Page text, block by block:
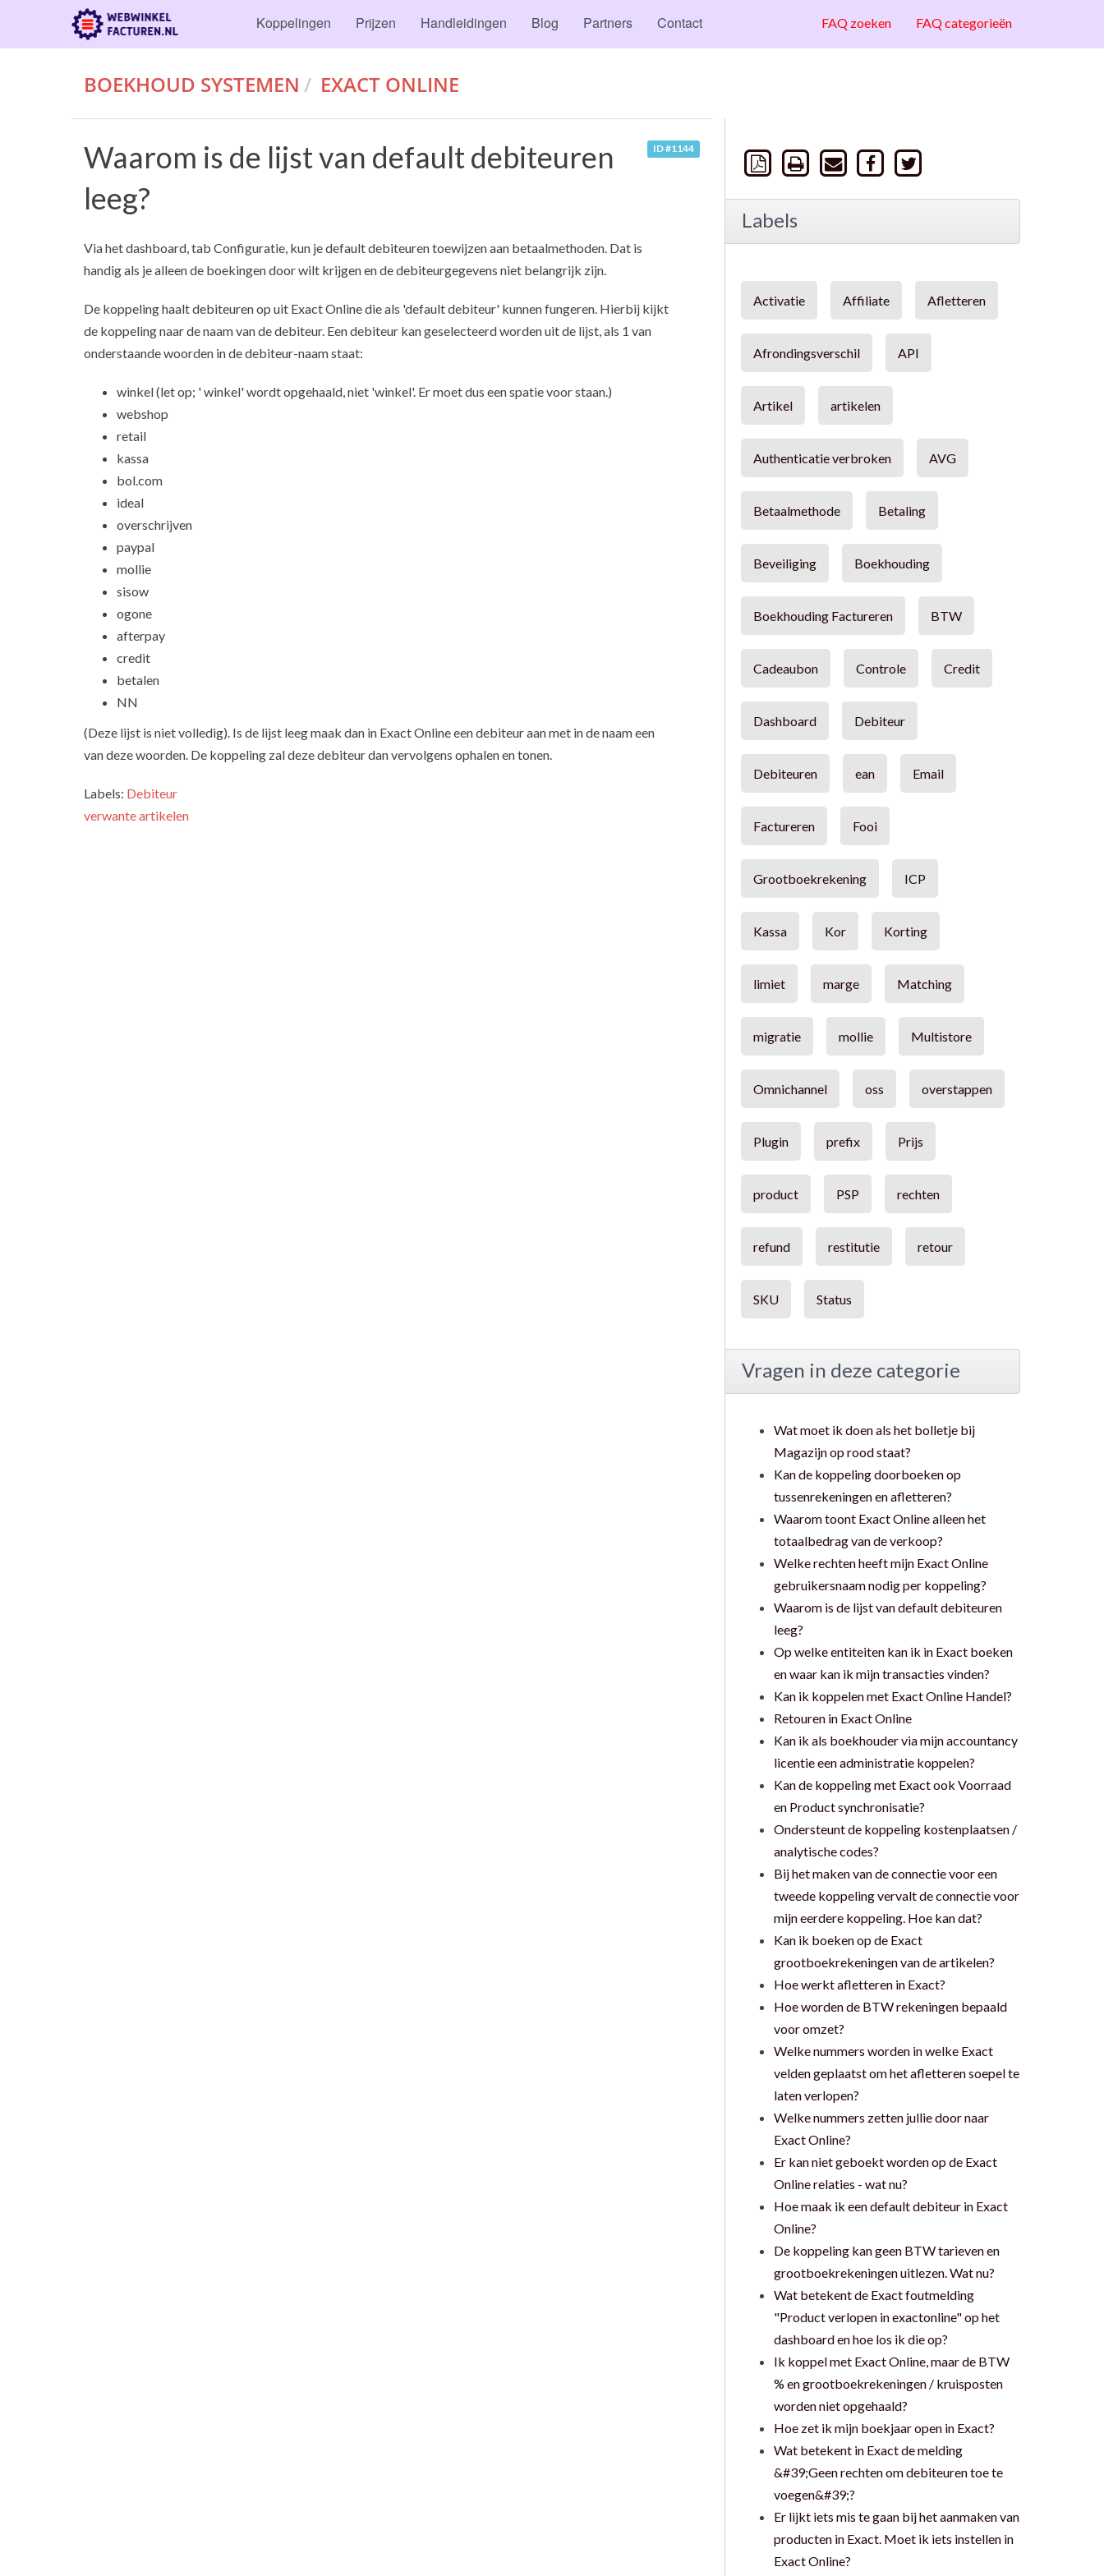
Koppelingen Prijzen Handleidingen Blog Partners Contact FAQ zoeken FAQ categorieën
BOEKHOUD SYSTEMEN EXACT ONLINE
ID #1144
Waarom is de lijst van default debiteuren
leeg?
Via het dashboard, tab Configuratie, kun je default debiteuren toewijzen aan betaalmethoden. Dat is
handig als je alleen de boekingen door wilt krijgen en de debiteurgegevens niet belangrijk zijn.
De koppeling haalt debiteuren op uit Exact Online die als 'default debiteur' kunnen fungeren. Hierbij kijkt
de koppeling naar de naam van de debiteur. Een debiteur kan geselecteerd worden uit de lijst, als 1 van
onderstaande woorden in de debiteur-naam staat:
winkel (let op; ' winkel' wordt opgehaald, niet 'winkel'. Er moet dus een spatie voor staan.)
webshop
retail
kassa
bol.com
ideal
overschrijven
paypal
mollie
sisow
ogone
afterpay
credit
betalen
NN
(Deze lijst is niet volledig). Is de lijst leeg maak dan in Exact Online een debiteur aan met in de naam een
van deze woorden. De koppeling zal deze debiteur dan vervolgens ophalen en tonen.
Labels: Debiteur
verwante artikelen
Labels
Activatie Affiliate Afletteren
Afrondingsverschil API
Artikel artikelen
Authenticatie verbroken AVG
Betaalmethode Betaling
Beveiliging Boekhouding
Boekhouding Factureren BTW
Cadeaubon Controle Credit
Dashboard Debiteur
Debiteuren ean Email
Factureren Fooi
Grootboekrekening ICP
Kassa Kor Korting
limiet marge Matching
migratie mollie Multistore
Omnichannel oss overstappen
Plugin prefix Prijs
product PSP rechten
refund restitutie retour
SKU Status
Vragen in deze categorie
Wat moet ik doen als het bolletje bij
Magazijn op rood staat?
Kan de koppeling doorboeken op
tussenrekeningen en afletteren?
Waarom toont Exact Online alleen het
totaalbedrag van de verkoop?
Welke rechten heeft mijn Exact Online
gebruikersnaam nodig per koppeling?
Waarom is de lijst van default debiteuren
leeg?
Op welke entiteiten kan ik in Exact boeken
en waar kan ik mijn transacties vinden?
Kan ik koppelen met Exact Online Handel?
Retouren in Exact Online
Kan ik als boekhouder via mijn accountancy
licentie een administratie koppelen?
Kan de koppeling met Exact ook Voorraad
en Product synchronisatie?
Ondersteunt de koppeling kostenplaatsen /
analytische codes?
Bij het maken van de connectie voor een
tweede koppeling vervalt de connectie voor
mijn eerdere koppeling. Hoe kan dat?
Kan ik boeken op de Exact
grootboekrekeningen van de artikelen?
Hoe werkt afletteren in Exact?
Hoe worden de BTW rekeningen bepaald
voor omzet?
Welke nummers worden in welke Exact
velden geplaatst om het afletteren soepel te
laten verlopen?
Welke nummers zetten jullie door naar
Exact Online?
Er kan niet geboekt worden op de Exact
Online relaties - wat nu?
Hoe maak ik een default debiteur in Exact
Online?
De koppeling kan geen BTW tarieven en
grootboekrekeningen uitlezen. Wat nu?
Wat betekent de Exact foutmelding
"Product verlopen in exactonline" op het
dashboard en hoe los ik die op?
Ik koppel met Exact Online, maar de BTW
% en grootboekrekeningen / kruisposten
worden niet opgehaald?
Hoe zet ik mijn boekjaar open in Exact?
Wat betekent in Exact de melding
&#39;Geen rechten om debiteuren toe te
voegen&#39;?
Er lijkt iets mis te gaan bij het aanmaken van
producten in Exact. Moet ik iets instellen in
Exact Online?